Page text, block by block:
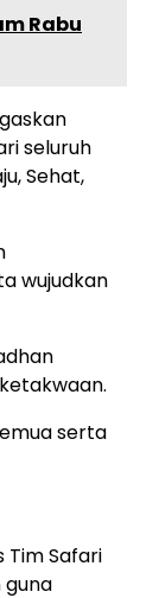
Rabu
seluruh
Sehat,
wujudkan
serta
Tim Safari